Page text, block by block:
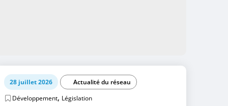
28 juillet 2026
Actualité du réseau
Développement, Législation